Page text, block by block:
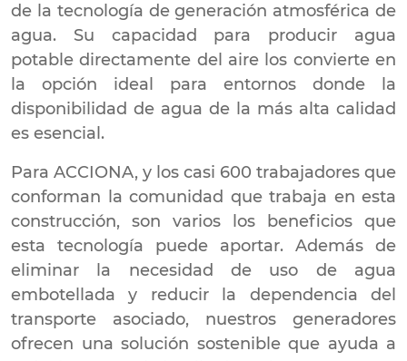
de la tecnología de generación atmosférica de
agua. Su capacidad para producir agua
potable directamente del aire los convierte en
la opción ideal para entornos donde la
disponibilidad de agua de la más alta calidad
es esencial.
Para ACCIONA, y los casi 600 trabajadores que
conforman la comunidad que trabaja en esta
construcción, son varios los beneficios que
esta tecnología puede aportar. Además de
eliminar la necesidad de uso de agua
embotellada y reducir la dependencia del
transporte asociado, nuestros generadores
ofrecen una solución sostenible que ayuda a